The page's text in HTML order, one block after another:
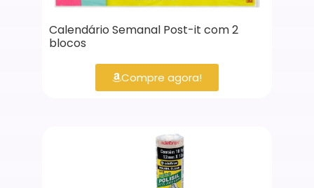
Calendário Semanal Post-it com 2
blocos
Compre agora!